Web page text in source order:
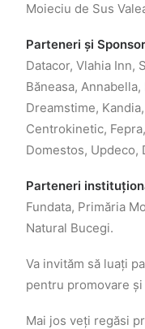
Moieciu de Sus
Parteneri și
Datacor, Vlahia Inn,
Băneasa,
Dreamstime,
Centrokinetic,
Domestos, Updeco,
Parteneri
Fundata, Primăria
Natural Bucegi.
Va invităm să luați
pentru promovare
Mai jos veți regăsi